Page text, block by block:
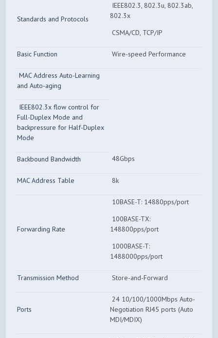
Standards and Protocols
IEEE802.3, 802.3u, 802.3ab,
802.3x
CSMA/CD, TCP/IP
Basic Function Wire-speed Performance
MAC Address Auto-Learning
and Auto-aging
IEEE802.3x flow control for
Full-Duplex Mode and
backpressure for Half-Duplex
Mode
Backbound Bandwidth 48Gbps
MAC Address Table 8k
Forwarding Rate
10BASE-T: 14880pps/port
100BASE-TX:
148800pps/port
1000BASE-T:
1488000pps/port
Transmission Method Store-and-Forward
Ports
24 10/100/1000Mbps Auto-
Negotiation RJ45 ports (Auto
MDI/MDIX)